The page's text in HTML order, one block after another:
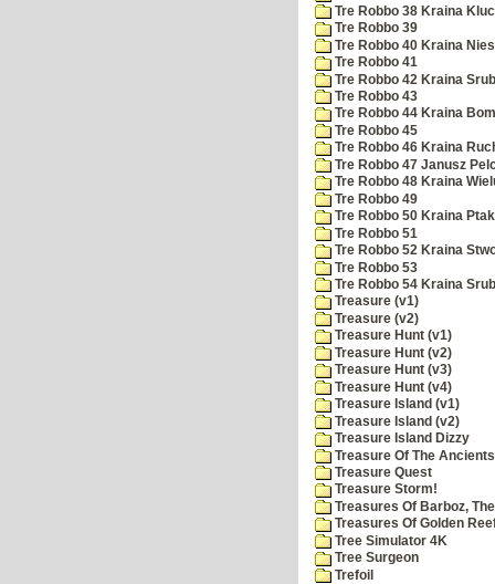
Tre Robbo 38 Kraina
Tre Robbo 39
Tre Robbo 40 Kraina
Tre Robbo 41
Tre Robbo 42 Kraina
Tre Robbo 43
Tre Robbo 44 Kraina
Tre Robbo 45
Tre Robbo 46 Kraina
Tre Robbo 47 Janusz
Tre Robbo 48 Kraina
Tre Robbo 49
Tre Robbo 50 Kraina
Tre Robbo 51
Tre Robbo 52 Kraina
Tre Robbo 53
Tre Robbo 54 Kraina
Treasure (v1)
Treasure (v2)
Treasure Hunt (v1)
Treasure Hunt (v2)
Treasure Hunt (v3)
Treasure Hunt (v4)
Treasure Island (v1)
Treasure Island (v2)
Treasure Island Dizzy
Treasure Of The Ancients
Treasure Quest
Treasure Storm!
Treasures Of Barboz, The
Treasures Of Golden
Tree Simulator 4K
Tree Surgeon
Trefoil